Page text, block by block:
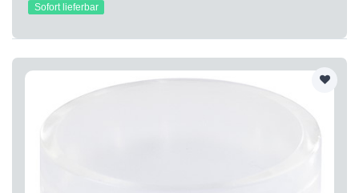
Sofort lieferbar